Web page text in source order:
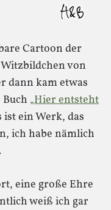
Cartoon der
von
dann kam etwas
„Hier entsteht
ist ein Werk, das
ich habe nämlich
eine große Ehre
weiß ich gar